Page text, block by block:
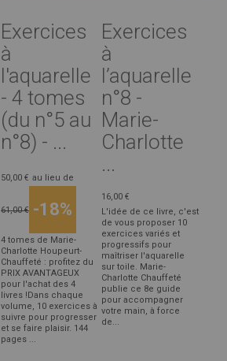
Exercices
à
l'aquarelle
- 4 tomes
(du n°5 au
n°8) - ...
50,00 € au lieu de
61,00 € -18%
4 tomes de Marie-
Charlotte Houpeurt-
Chauffeté : profitez du
PRIX AVANTAGEUX
pour l'achat des 4
livres !Dans chaque
volume, 10 exercices à
suivre pour progresser
et se faire plaisir. 144
pages ...
Exercices
à
l’aquarelle
n°8 -
Marie-
Charlotte
...
16,00 €
L'idée de ce livre, c'est
de vous proposer 10
exercices variés et
progressifs pour
maîtriser l'aquarelle
sur toile. Marie-
Charlotte Chauffeté
publie ce 8e guide
pour accompagner
votre main, à force
de...